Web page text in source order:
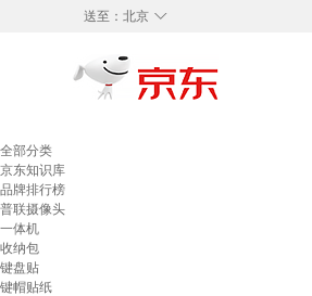
◇
送至： 北京
全部分类
京东知识库
品牌排行榜
普联摄像头
一体机
收纳包
键盘贴
键帽贴纸